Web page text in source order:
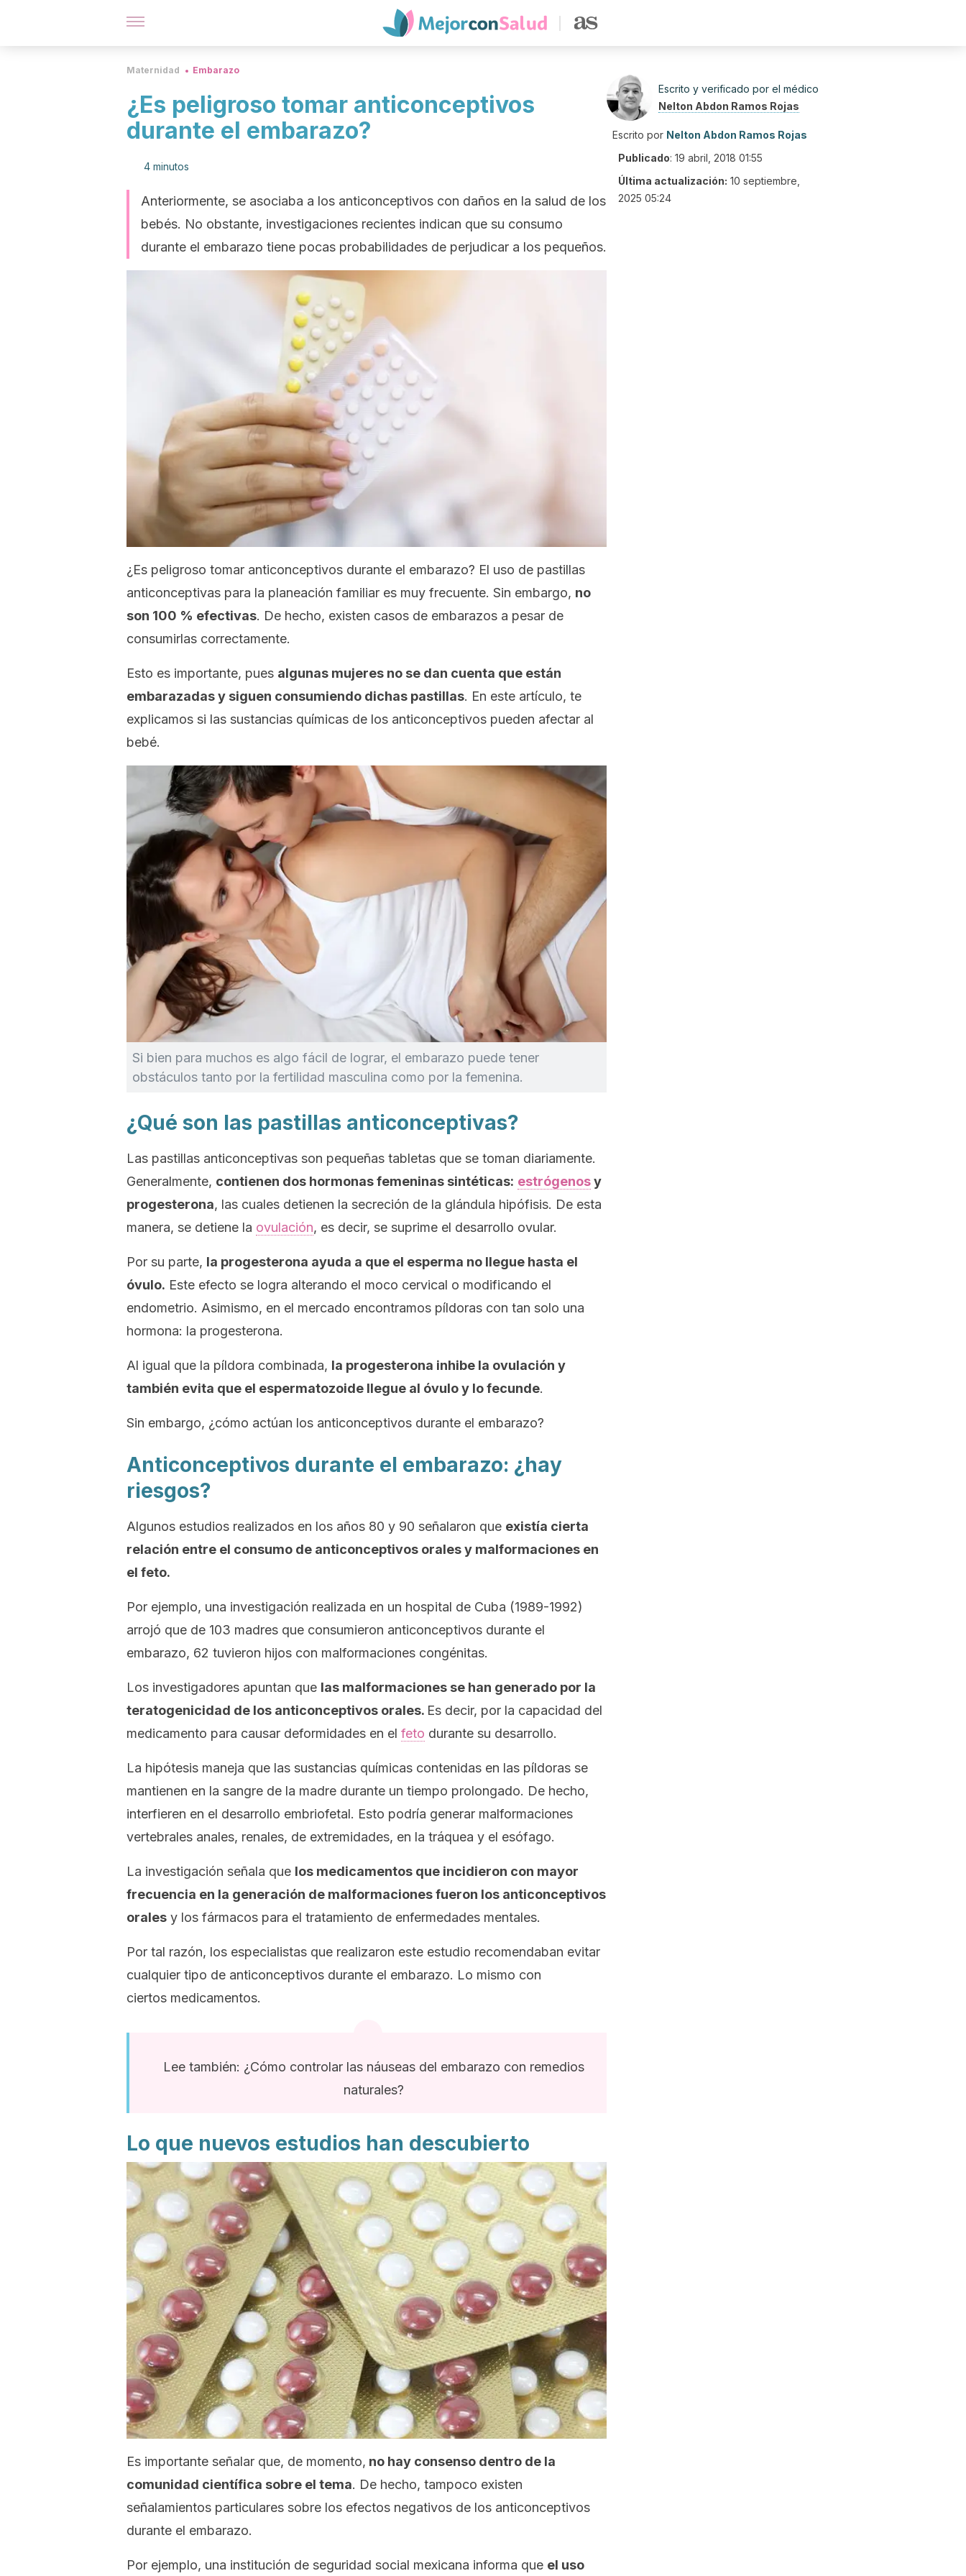
Maternidad Embarazo
¿Es peligroso tomar anticonceptivos
durante el embarazo?
4 minutos
Anteriormente, se asociaba a los anticonceptivos con daños en la salud de los
bebés. No obstante, investigaciones recientes indican que su consumo
durante el embarazo tiene pocas probabilidades de perjudicar a los pequeños.
¿Es peligroso tomar anticonceptivos durante el embarazo? El uso de pastillas
anticonceptivas para la planeación familiar es muy frecuente. Sin embargo, no
son 100 % efectivas. De hecho, existen casos de embarazos a pesar de
consumirlas correctamente.
Esto es importante, pues algunas mujeres no se dan cuenta que están
embarazadas y siguen consumiendo dichas pastillas. En este artículo, te
explicamos si las sustancias químicas de los anticonceptivos pueden afectar al
bebé.
Si bien para muchos es algo fácil de lograr, el embarazo puede tener
obstáculos tanto por la fertilidad masculina como por la femenina.
¿Qué son las pastillas anticonceptivas?
Las pastillas anticonceptivas son pequeñas tabletas que se toman diariamente.
Generalmente, contienen dos hormonas femeninas sintéticas: estrógenosy
progesterona, las cuales detienen la secreción de la glándula hipófisis. De esta
manera, se detiene la ovulación, es decir, se suprime el desarrollo ovular.
Por su parte, la progesterona ayuda a que el esperma no llegue hasta el
óvulo. Este efecto se logra alterando el moco cervical o modificando el
endometrio. Asimismo, en el mercado encontramos píldoras con tan solo una
hormona: la progesterona.
Al igual que la píldora combinada, la progesterona inhibe la ovulación y
también evita que el espermatozoide llegue al óvulo y lo fecunde.
Sin embargo, ¿cómo actúan los anticonceptivos durante el embarazo?
Anticonceptivos durante el embarazo: ¿hay
riesgos?
Algunos estudios realizados en los años 80 y 90 señalaron que existía cierta
relación entre el consumo de anticonceptivos orales y malformaciones en
el feto.
Por ejemplo, una investigación realizada en un hospital de Cuba (1989-1992)
arrojó que de 103 madres que consumieron anticonceptivos durante el
embarazo, 62 tuvieron hijos con malformaciones congénitas.
Los investigadores apuntan que las malformaciones se han generado por la
teratogenicidad de los anticonceptivos orales. Es decir, por la capacidad del
medicamento para causar deformidades en el feto durante su desarrollo.
La hipótesis maneja que las sustancias químicas contenidas en las píldoras se
mantienen en la sangre de la madre durante un tiempo prolongado. De hecho,
interfieren en el desarrollo embriofetal. Esto podría generar malformaciones
vertebrales anales, renales, de extremidades, en la tráquea y el esófago.
La investigación señala que los medicamentos que incidieron con mayor
frecuencia en la generación de malformaciones fueron los anticonceptivos
orales y los fármacos para el tratamiento de enfermedades mentales.
Por tal razón, los especialistas que realizaron este estudio recomendaban evitar
cualquier tipo de anticonceptivos durante el embarazo. Lo mismo con
ciertos medicamentos.
Lee también: ¿Cómo controlar las náuseas del embarazo con remedios
naturales?
Lo que nuevos estudios han descubierto
Es importante señalar que, de momento, no hay consenso dentro de la
comunidad científica sobre el tema. De hecho, tampoco existen
señalamientos particulares sobre los efectos negativos de los anticonceptivos
durante el embarazo.
Por ejemplo, una institución de seguridad social mexicana informa que el uso
Escrito y verificado por el médico
Nelton Abdon Ramos Rojas
Escrito por Nelton Abdon Ramos Rojas
Publicado: 19 abril, 2018 01:55
Última actualización: 10 septiembre,
2025 05:24